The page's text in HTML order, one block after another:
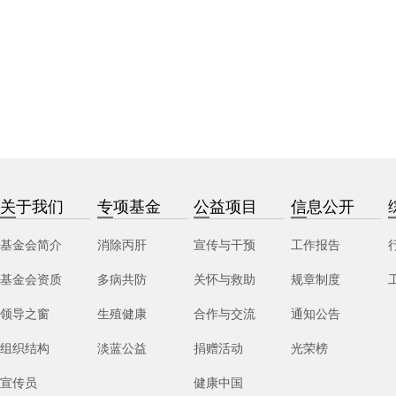
关于我们
基金会简介
基金会资质
领导之窗
组织结构
宣传员
专项基金
消除丙肝
多病共防
生殖健康
淡蓝公益
公益项目
宣传与干预
关怀与救助
合作与交流
捐赠活动
健康中国
信息公开
工作报告
规章制度
通知公告
光荣榜